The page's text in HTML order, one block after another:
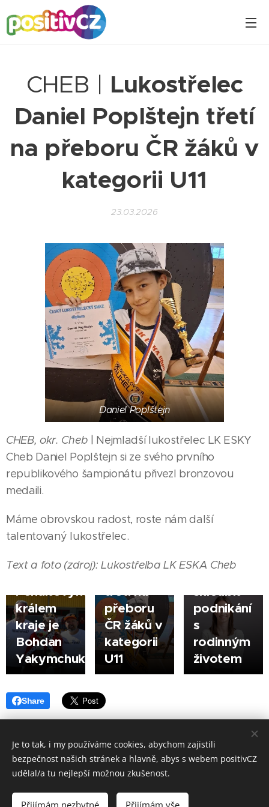
CHEB | Lukostřelec
Daniel Poplštejn třetí
na přeboru ČR žáků v
kategorii U11
23.03.2026
Daniel Poplštejn
CHEB, okr. Cheb | Nejmladší lukostřelec LK ESKY
Cheb Daniel Poplštejn si ze svého prvního
republikového šampionátu přivezl bronzovou
medaili.
Máme obrovskou radost, roste nám další
talentovaný lukostřelec.
Text a foto (zdroj): Lukostřelba LK ESKA Cheb
17.07.2026
Penaltovým
králem
kraje je
Bohdan
Yakymchuk
CHEB |
Lukostřelec
Daniel
Poplštejn
třetí na
přeboru
ČR žáků v
kategorii
U11
14.01.2026
Kuráková
doporučení,
jak
skloubit
podnikání
s
rodinným
životem
Share
Made in positivCZ © 2026. Všechna práva vyhrazena.
Provozuje: Kamil Kavka, Kalvodova 1405/3, 790 01 Jeseník, IČ: 699 98
833.
Je to tak, i my používáme cookies, abychom zajistili
bezpečnost našich stránek a hlavně, abys s webem positivCZ
udělal/a tu nejlepší možnou zkušenost.
Přijímám nezbytné Přijímám vše